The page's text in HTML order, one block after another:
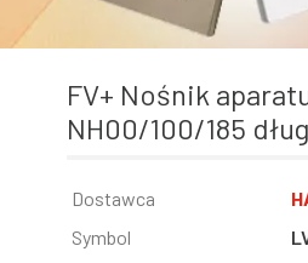
FV+ Nośnik aparatu pomiarowego zaślepka
NH00/100/185
Informacja
Wartość
Dostawca
Symbol